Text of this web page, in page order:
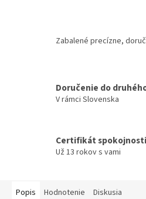
Zabalené precízne,
Doručenie do
V rámci Slovenska
Certifikát spokojnosti
Už 13 rokov s vami
Popis Hodnotenie Diskusia